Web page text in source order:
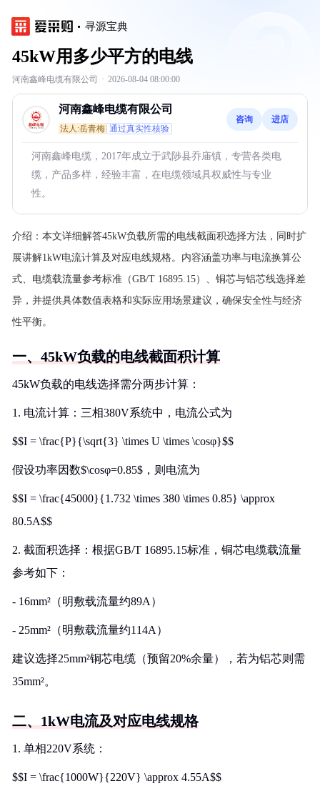
寻源宝典
45kW用多少平方的电线
河南鑫峰电缆有限公司 · 2026-08-04 08:00:00
河南鑫峰电缆有限公司
法人:岳青梅 通过真实性核验
咨询 进店
河南鑫峰电缆，2017年成立于武陟县乔庙镇，专营各类电
缆，产品多样，经验丰富，在电缆领域具权威性与专业
性。
介绍： 本文详细解答45kW负载所需的电线截面积选择方法，同时扩
展讲解1kW电流计算及对应电线规格。内容涵盖功率与电流换算公
式、电缆载流量参考标准（GB/T 16895.15）、铜芯与铝芯线选择差
异，并提供具体数值表格和实际应用场景建议，确保安全性与经济
性平衡。
一、45kW负载的电线截面积计算
45kW负载的电线选择需分两步计算：
1. 电流计算：三相380V系统中，电流公式为
$$I = \frac{P}{\sqrt{3} \times U \times \cosφ}$$
假设功率因数$\cosφ=0.85$，则电流为
$$I = \frac{45000}{1.732 \times 380 \times 0.85} \approx
80.5A$$
2. 截面积选择：根据GB/T 16895.15标准，铜芯电缆载流量
参考如下：
- 16mm²（明敷载流量约89A）
- 25mm²（明敷载流量约114A）
建议选择25mm²铜芯电缆（预留20%余量），若为铝芯则需
35mm²。
二、1kW电流及对应电线规格
1. 单相220V系统：
$$I = \frac{1000W}{220V} \approx 4.55A$$